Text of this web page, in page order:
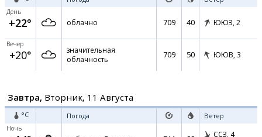
День
+22° облачно 709 40 ЮЮЗ, 2
Вечер
+20°
значительная
облачность
709 50 ЮЮВ, 3
Завтра, Вторник, 11 Августа
°C Погода Ветер
Ночь
ССЗ, 4